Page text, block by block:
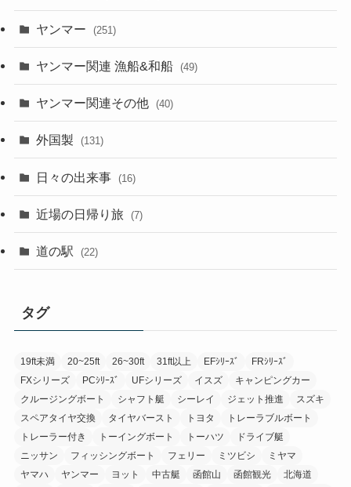
ヤンマー (251)
ヤンマー関連 漁船&和船 (49)
ヤンマー関連その他 (40)
外国製 (131)
日々の出来事 (16)
近場の日帰り旅 (7)
道の駅 (22)
タグ
19ft未満 20~25ft 26~30ft 31ft以上 EFｼﾘｰｽﾞ
FRｼﾘｰｽﾞ
FXシリーズ
PCｼﾘｰｽﾞ UFシリーズ イスズ
キャンピングカー
クルージングボート
シャフト艇 シーレイ ジェット推進
スズキ
スペアタイヤ交換
タイヤバースト トヨタ
トレーラブルボート
トレーラー付き
トーイングボート トーハツ
ドライブ艇
ニッサン
フィッシングボート フェリー ミツビシ
ミヤマ
ヤマハ
ヤンマー ヨット 中古艇 函館山 函館観光
北海道